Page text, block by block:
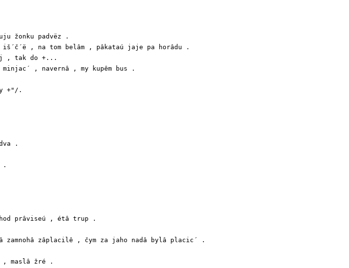
žonku padvëz .
iš´č´ë , na tom belâm , pâkataú jaje pa horâdu .
, tak do +...
minjac´ , navernâ , my kupêm bus .
+"/.
.
.
prâviseú , étâ trup .
zamnohâ zâplacilê , čym za jaho nadâ bylâ placic´ .
, maslâ žré .